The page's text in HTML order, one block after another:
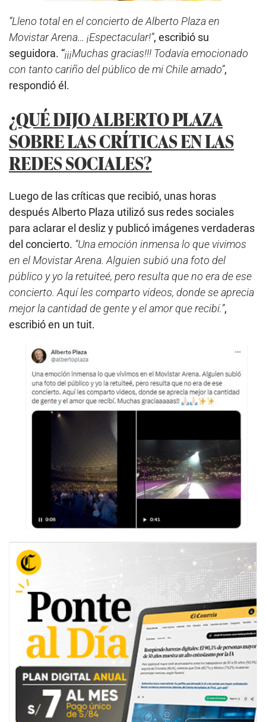
“Lleno total en el concierto de Alberto Plaza en
Movistar Arena… ¡Espectacular!”, escribió su
seguidora. “¡¡¡Muchas gracias!!! Todavía emocionado
con tanto cariño del público de mi Chile amado”,
respondió él.
¿QUÉ DIJO ALBERTO PLAZA
SOBRE LAS CRÍTICAS EN LAS
REDES SOCIALES?
Luego de las críticas que recibió, unas horas
despuésAlberto Plaza utilizó sus redes sociales
para aclarar el desliz y publicó imágenes verdaderas
del concierto. “Una emoción inmensa lo que vivimos
en el Movistar Arena. Alguien subió una foto del
público y yo la retuiteé, pero resulta que no era de ese
concierto. Aquí les comparto videos, donde se aprecia
mejor la cantidad de gente y el amor que recibí.”,
escribió en un tuit.